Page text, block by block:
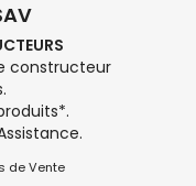
constructeur
de Vente